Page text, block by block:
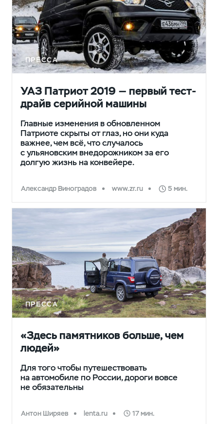
ПРЕССА
УАЗ Патриот 2019 — первый тест-
драйв серийной машины
Главные изменения в обновленном
Патриоте скрыты от глаз, но они куда
важнее, чем всё, что случалось
с ульяновским внедорожником за его
долгую жизнь на конвейере.
Александр Виноградов www.zr.ru 5 мин.
ПРЕССА
«Здесь памятников больше, чем
людей»
Для того чтобы путешествовать
на автомобиле по России, дороги вовсе
не обязательны
Антон Ширяев lenta.ru 17 мин.